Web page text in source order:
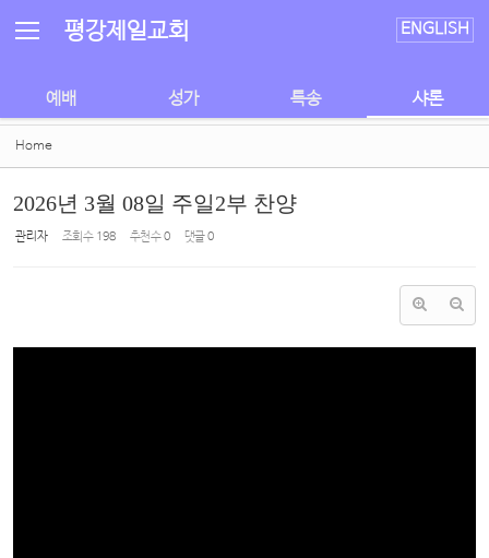
평강제일교회 ENGLISH
예배 성가 특송 샤론
Home
2026년 3월 08일 주일2부 찬양
관리자 조회 수 198 추천 수0 댓글0